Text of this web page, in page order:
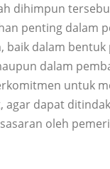
dihimpun
penting dalam
baik dalam
dalam
untuk
agar dapat
oleh